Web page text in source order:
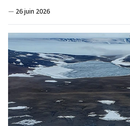
— 26 juin 2026